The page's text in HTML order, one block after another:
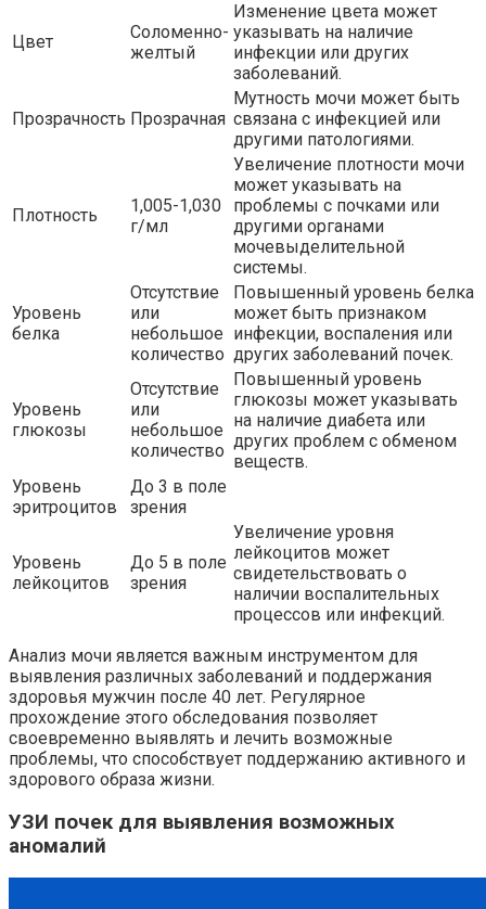
Цвет
Соломенно-
желтый
Изменение цвета может
указывать на наличие
инфекции или других
заболеваний.
Прозрачность Прозрачная
Мутность мочи может быть
связана с инфекцией или
другими патологиями.
Плотность
1,005-1,030
г/мл
Увеличение плотности мочи
может указывать на
проблемы с почками или
другими органами
мочевыделительной
системы.
Уровень
белка
Отсутствие
или
небольшое
количество
Повышенный уровень белка
может быть признаком
инфекции, воспаления или
других заболеваний почек.
Уровень
глюкозы
Отсутствие
или
небольшое
количество
Повышенный уровень
глюкозы может указывать
на наличие диабета или
других проблем с обменом
веществ.
Уровень
эритроцитов
До 3 в поле
зрения
Уровень
лейкоцитов
До 5 в поле
зрения
Увеличение уровня
лейкоцитов может
свидетельствовать о
наличии воспалительных
процессов или инфекций.
Анализ мочи является важным инструментом для
выявления различных заболеваний и поддержания
здоровья мужчин после 40 лет. Регулярное
прохождение этого обследования позволяет
своевременно выявлять и лечить возможные
проблемы, что способствует поддержанию активного и
здорового образа жизни.
УЗИ почек для выявления возможных
аномалий